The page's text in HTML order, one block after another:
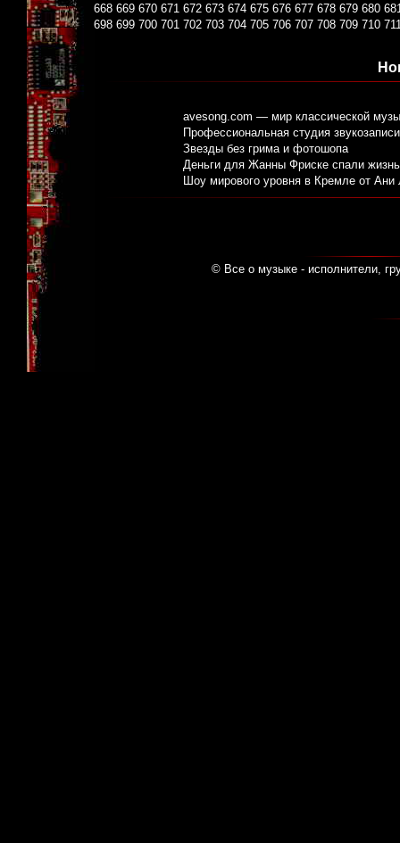
668 669 670 671 672 673 674 675 676 677 678 679 680
698 699 700 701 702 703 704 705 706 707 708 709 710
avesong.com — мир классической
Профессиональная студия
Звезды без грима и фотошопа
Деньги для Жанны Фриске спали
Шоу мирового уровня в Кремле от Ани
© Все о музыке - исполнители,